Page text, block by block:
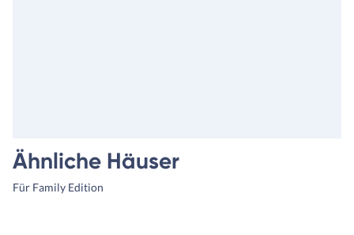
Ähnliche Häuser
Für Family Edition